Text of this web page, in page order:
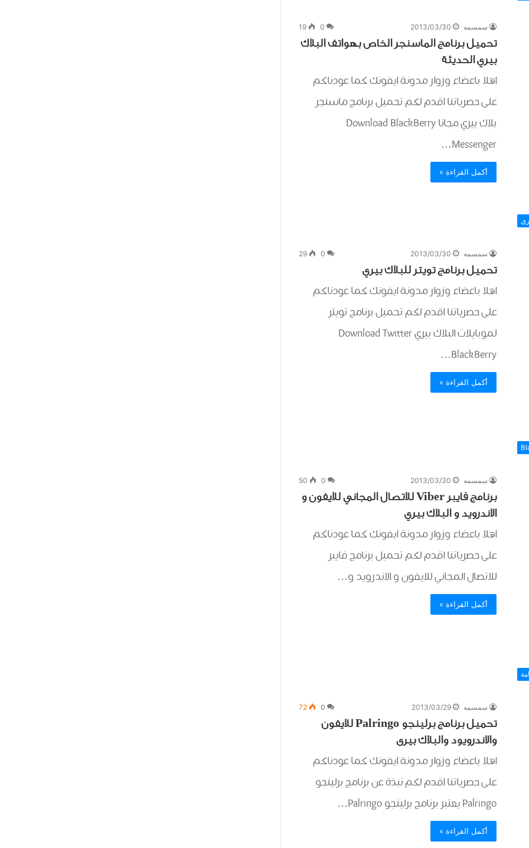
سمسمه 2013/03/30
0
19
تحميل برنامج الماسنجر الخاص بهواتف البلاك
بيري الحديثة
اهلا باعضاء وزوار مدونة ايفونك كما عودناكم
على حصرياتنا اقدم لكم تحميل برنامج ماسنجر
بلاك بيري مجانا Download BlackBerry
Messenger…
أكمل القراءة »
سمسمه 2013/03/30
0
29
تحميل برنامج تويتر للبلاك بيري
اهلا باعضاء وزوار مدونة ايفونك كما عودناكم
على حصرياتنا اقدم لكم تحميل برنامج تويتر
لموبايلات البلاك بيري Download Twitter
BlackBerry…
أكمل القراءة »
سمسمه 2013/03/30
0
50
برنامج فايبر Viber للاتصال المجاني للايفون و
الاندرويد و البلاك بيري
اهلا باعضاء وزوار مدونة ايفونك كما عودناكم
على حصرياتنا اقدم لكم تحميل برنامج فايبر
للاتصال المجاني للايفون و الاندرويد و…
أكمل القراءة »
سمسمه 2013/03/29
0
72
تحميل برنامج برلينجو Palringo للايفون
والاندرويود والبلاك بيرى
اهلا باعضاء وزوار مدونة ايفونك كما عودناكم
على حصرياتنا اقدم لكم نبذة عن برنامج برلينجو
Palringo يعتبر برنامج برلينجو Palringo…
أكمل القراءة »